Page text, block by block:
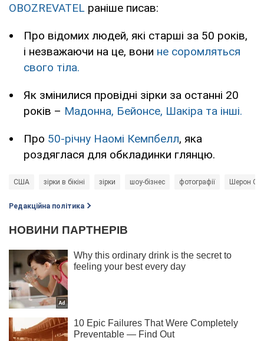
OBOZREVATEL раніше писав:
Про відомих людей, які старші за 50 років,
і незважаючи на це, вони не соромляться
свого тіла.
Як змінилися провідні зірки за останні 20
років – Мадонна, Бейонсе, Шакіра та інші.
Про 50-річну Наомі Кемпбелл, яка
роздяглася для обкладинки глянцю.
США зірки в бікіні зірки шоу-бізнес фотографії Шерон
Редакційна політика